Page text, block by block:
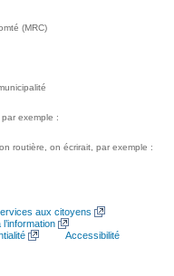
(MRC)
exemple :
routière, on écrirait, par exemple :
aux citoyens
Accessibilité